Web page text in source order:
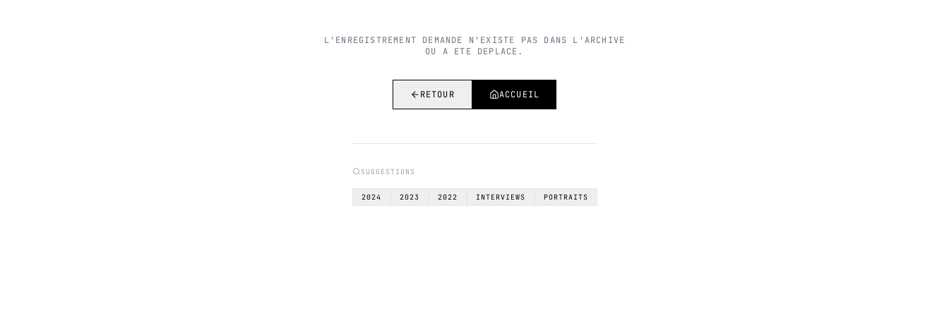
L'ENREGISTREMENT DEMANDE N'EXISTE PAS DANS L'ARCHIVE
OU A ETE DEPLACE.
RETOUR ACCUEIL
SUGGESTIONS
2024 2023 2022 INTERVIEWS PORTRAITS